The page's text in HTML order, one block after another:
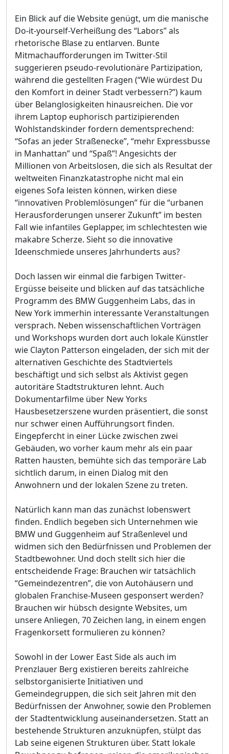
Ein Blick auf die Website genügt, um die manische
Do-it-yourself-Verheißung des “Labors” als
rhetorische Blase zu entlarven. Bunte
Mitmachaufforderungen im Twitter-Stil
suggerieren pseudo-revolutionäre Partizipation,
während die gestellten Fragen (“Wie würdest Du
den Komfort in deiner Stadt verbessern?”) kaum
über Belanglosigkeiten hinausreichen. Die vor
ihrem Laptop euphorisch partizipierenden
Wohlstandskinder fordern dementsprechend:
“Sofas an jeder Straßenecke”, “mehr Expressbusse
in Manhattan” und “Spaß”! Angesichts der
Millionen von Arbeitslosen, die sich als Resultat der
weltweiten Finanzkatastrophe nicht mal ein
eigenes Sofa leisten können, wirken diese
“innovativen Problemlösungen” für die “urbanen
Herausforderungen unserer Zukunft” im besten
Fall wie infantiles Geplapper, im schlechtesten wie
makabre Scherze. Sieht so die innovative
Ideenschmiede unseres Jahrhunderts aus?
Doch lassen wir einmal die farbigen Twitter-
Ergüsse beiseite und blicken auf das tatsächliche
Programm des BMW Guggenheim Labs, das in
New York immerhin interessante Veranstaltungen
versprach. Neben wissenschaftlichen Vorträgen
und Workshops wurden dort auch lokale Künstler
wie Clayton Patterson eingeladen, der sich mit der
alternativen Geschichte des Stadtviertels
beschäftigt und sich selbst als Aktivist gegen
autoritäre Stadtstrukturen lehnt. Auch
Dokumentarfilme über New Yorks
Hausbesetzerszene wurden präsentiert, die sonst
nur schwer einen Aufführungsort finden.
Eingepfercht in einer Lücke zwischen zwei
Gebäuden, wo vorher kaum mehr als ein paar
Ratten hausten, bemühte sich das temporäre Lab
sichtlich darum, in einen Dialog mit den
Anwohnern und der lokalen Szene zu treten.
Natürlich kann man das zunächst lobenswert
finden. Endlich begeben sich Unternehmen wie
BMW und Guggenheim auf Straßenlevel und
widmen sich den Bedürfnissen und Problemen der
Stadtbewohner. Und doch stellt sich hier die
entscheidende Frage: Brauchen wir tatsächlich
“Gemeindezentren”, die von Autohäusern und
globalen Franchise-Museen gesponsert werden?
Brauchen wir hübsch designte Websites, um
unsere Anliegen, 70 Zeichen lang, in einem engen
Fragenkorsett formulieren zu können?
Sowohl in der Lower East Side als auch im
Prenzlauer Berg existieren bereits zahlreiche
selbstorganisierte Initiativen und
Gemeindegruppen, die sich seit Jahren mit den
Bedürfnissen der Anwohner, sowie den Problemen
der Stadtentwicklung auseinandersetzen. Statt an
bestehende Strukturen anzuknüpfen, stülpt das
Lab seine eigenen Strukturen über. Statt lokale